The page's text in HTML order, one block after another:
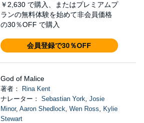
￥2,630 で購入、またはプレミアムプ
ランの無料体験を始めて非会員価格
の30％OFF で購入
会員登録で30％OFF
God of Malice
著者：
Rina Kent
ナレーター： Sebastian York, Josie
Minor, Aaron Shedlock, Wen Ross, Kylie
Stewart